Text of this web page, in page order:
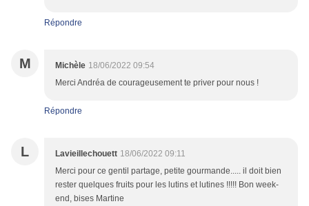
Répondre
M Michèle 18/06/2022 09:54
Merci Andréa de courageusement te priver pour nous !
Répondre
L Lavieillechouett 18/06/2022 09:11
Merci pour ce gentil partage, petite gourmande..... il doit bien
rester quelques fruits pour les lutins et lutines !!!!! Bon week-
end, bises Martine